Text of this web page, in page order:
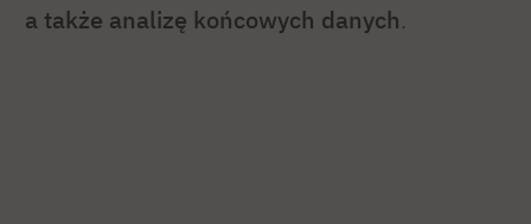
a także analizę końcowych danych.